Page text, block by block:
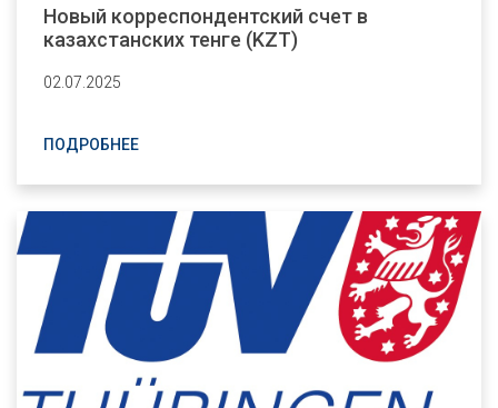
Новый корреспондентский счет в
казахстанских тенге (KZT)
02.07.2025
ПОДРОБНЕЕ